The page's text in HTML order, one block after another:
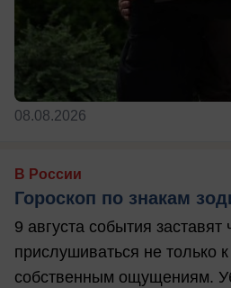
08.08.2026
В России
Гороскоп по знакам
9 августа события заставят
прислушиваться не только
собственным ощущениям.